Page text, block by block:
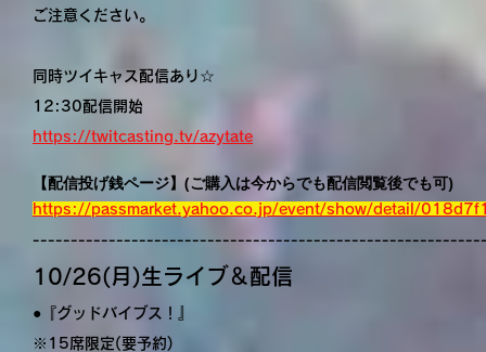
ご注意ください。
同時ツイキャス配信あり☆
12:30配信開始
https://twitcasting.tv/azytate
【配信投げ銭ページ】(ご購入は今からでも配信閲覧後でも可)
https://passmarket.yahoo.co.jp/event/show/detail/
10/26(月)生ライブ＆配信
●『グッドバイブス！』
※15席限定(要予約)